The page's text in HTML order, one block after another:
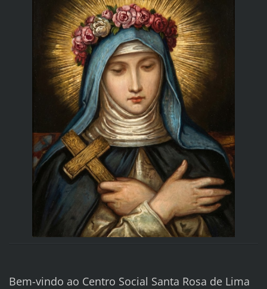
Bem-vindo ao Centro Social Santa Rosa de Lima